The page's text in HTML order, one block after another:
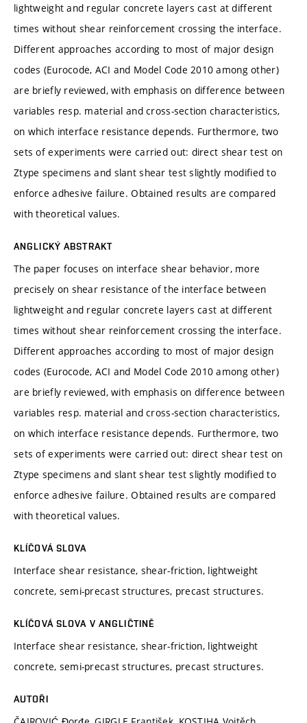
lightweight and regular concrete layers cast at different
times without shear reinforcement crossing the interface.
Different approaches according to most of major design
codes (Eurocode, ACI and Model Code 2010 among other)
are briefly reviewed, with emphasis on difference between
variables resp. material and cross-section characteristics,
on which interface resistance depends. Furthermore, two
sets of experiments were carried out: direct shear test on
Ztype specimens and slant shear test slightly modified to
enforce adhesive failure. Obtained results are compared
with theoretical values.
ANGLICKÝ ABSTRAKT
The paper focuses on interface shear behavior, more
precisely on shear resistance of the interface between
lightweight and regular concrete layers cast at different
times without shear reinforcement crossing the interface.
Different approaches according to most of major design
codes (Eurocode, ACI and Model Code 2010 among other)
are briefly reviewed, with emphasis on difference between
variables resp. material and cross-section characteristics,
on which interface resistance depends. Furthermore, two
sets of experiments were carried out: direct shear test on
Ztype specimens and slant shear test slightly modified to
enforce adhesive failure. Obtained results are compared
with theoretical values.
KLÍČOVÁ SLOVA
Interface shear resistance, shear-friction, lightweight
concrete, semi-precast structures, precast structures.
KLÍČOVÁ SLOVA V ANGLIČTINĚ
Interface shear resistance, shear-friction, lightweight
concrete, semi-precast structures, precast structures.
AUTOŘI